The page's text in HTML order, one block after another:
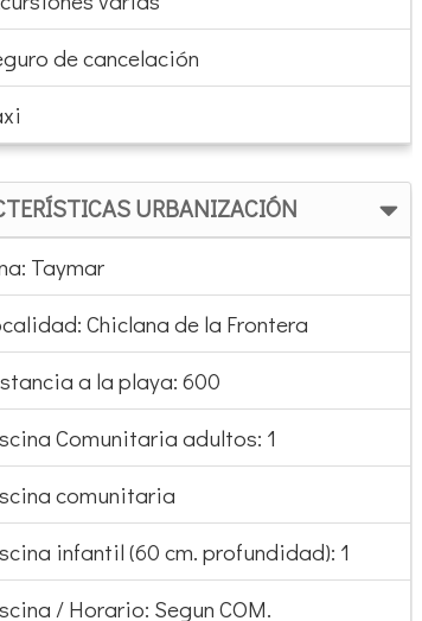
de cancelación
Taymar
Chiclana de la Frontera
a la playa: 600
Comunitaria adultos: 1
comunitaria
infantil (60 cm. profundidad): 1
/ Horario: Segun COM.